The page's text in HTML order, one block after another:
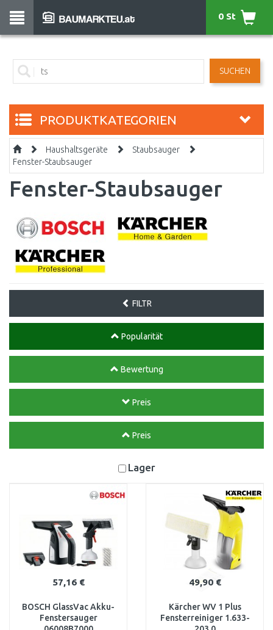
SUCHEN
0 St
PRODUKTKATEGORIEN
Haushaltsgeräte
Staubsauger
Fenster-Staubsauger
Fenster-Staubsauger
FILTR
Popularität
Bewertung
Preis
Preis
Lager
57,16 €
BOSCH GlassVac Akku-
Fenstersauger
49,90 €
Kärcher WV 1 Plus
Fensterreiniger 1.633-